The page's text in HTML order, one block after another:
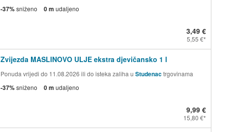
-37%sniženo 0 m udaljeno
3,49 €
5,55 €
Zvijezda MASLINOVO ULJE ekstra djevičansko 1 l
Ponuda vrijedi do 11.08.2026 ili do isteka zaliha u Studenactrgovinama
-37%sniženo 0 m udaljeno
9,99 €
15,80 €